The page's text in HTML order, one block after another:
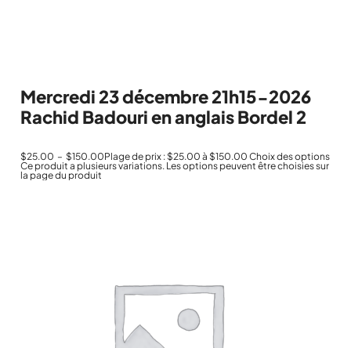
Mercredi 23 décembre 21h15-2026
Rachid Badouri en anglais Bordel 2
$25.00 – $150.00Plage de prix : $25.00 à $150.00 Choix des options
Ce produit a plusieurs variations. Les options peuvent être choisies sur
la page du produit